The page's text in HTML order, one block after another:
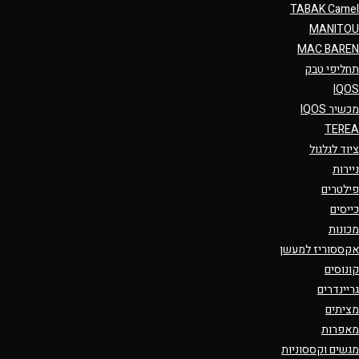
TABAK Camel
MANITOU
MAC BAREN
תחליפי טבק
IQOS
מכשיר IQOS
TEREA
ציוד לגלגול
ניירות
פילטרים
כייסים
מכונות
אקססוריז למעשן
קונוסים
גריינדרים
מציתים
מאפרות
מגשים וקססוניות